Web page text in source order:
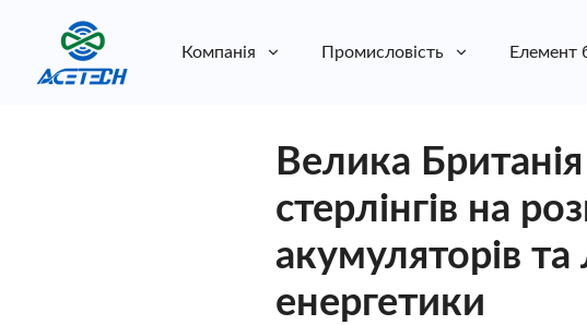
Компанія Промисловість Елемент
Велика
стерлінгів на
акумуляторів та
енергетики